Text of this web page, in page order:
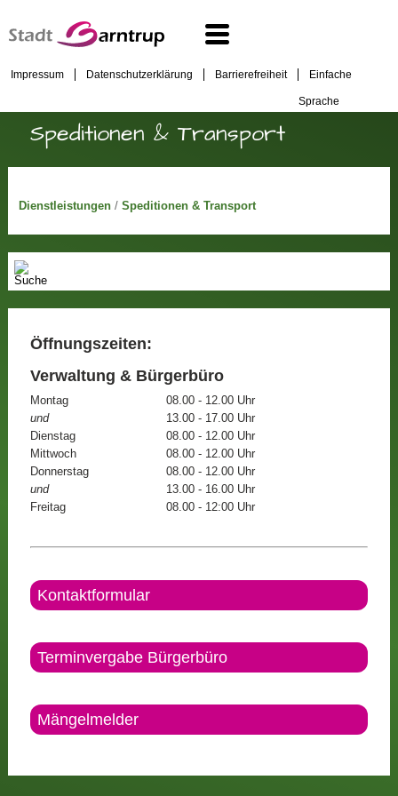
Impressum Datenschutzerklärung Barrierefreiheit Einfache
Sprache
Speditionen & Transport
Dienstleistungen/ Speditionen & Transport
Öffnungszeiten:
Verwaltung & Bürgerbüro
Montag
08.00 - 12.00 Uhr
und
13.00 - 17.00 Uhr
Dienstag
08.00 - 12.00 Uhr
Mittwoch
08.00 - 12.00 Uhr
Donnerstag
08.00 - 12.00 Uhr
und
13.00 - 16.00 Uhr
Freitag
08.00 - 12:00 Uhr
Kontaktformular
Terminvergabe Bürgerbüro
Mängelmelder